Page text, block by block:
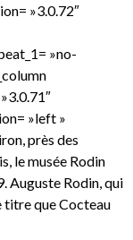
»3.0.72″
»no-
»left »
près des
le musée Rodin
Auguste Rodin, qui
titre que Cocteau